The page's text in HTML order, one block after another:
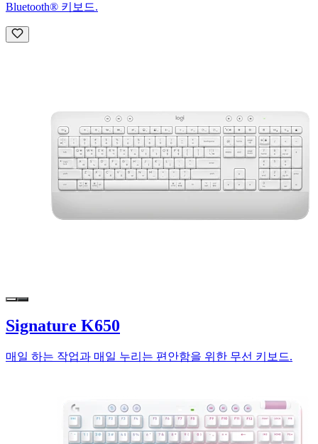
Bluetooth® 키보드.
Signature K650
매일 하는 작업과 매일 누리는 편안함을 위한 무선 키보드.